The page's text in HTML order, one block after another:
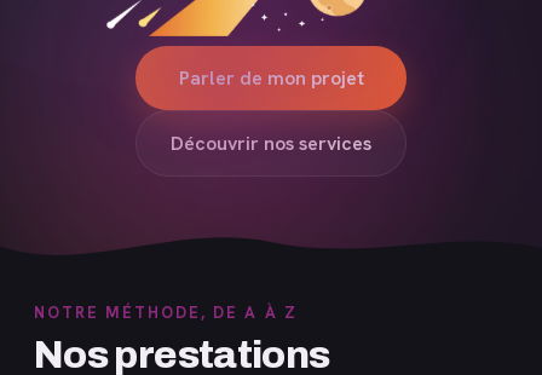
Parler de mon projet
Découvrir nos services
NOTRE MÉTHODE, DE A À Z
Nos prestations